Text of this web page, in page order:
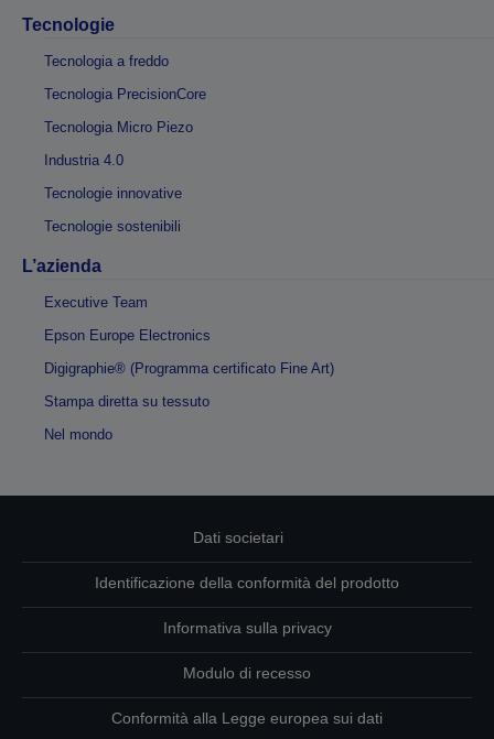
Tecnologie
Tecnologia a freddo
Tecnologia PrecisionCore
Tecnologia Micro Piezo
Industria 4.0
Tecnologie innovative
Tecnologie sostenibili
L’azienda
Executive Team
Epson Europe Electronics
Digigraphie® (Programma certificato Fine Art)
Stampa diretta su tessuto
Nel mondo
Dati societari
Identificazione della conformità del prodotto
Informativa sulla privacy
Modulo di recesso
Conformità alla Legge europea sui dati